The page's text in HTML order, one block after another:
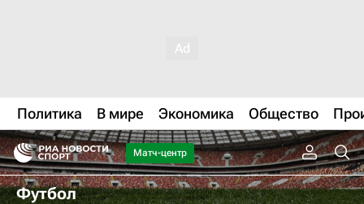
Политика В мире Экономика Общество
Матч-центр
Футбол